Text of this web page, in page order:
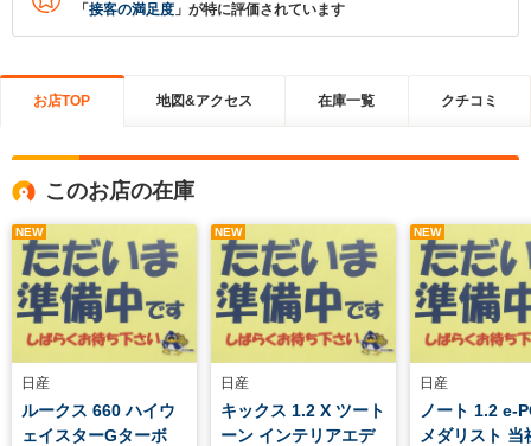
「 接客の満足度 」が特に評価されています
お店TOP 地図&アクセス 在庫一覧 クチコミ
このお店の在庫
NEW
日産
ルークス 660 ハイウ
ェイスターGターボ
NEW
日産
キックス 1.2 X ツート
ーン インテリアエデ
NEW
日産
ノート 1.2 e-
メダリスト 当